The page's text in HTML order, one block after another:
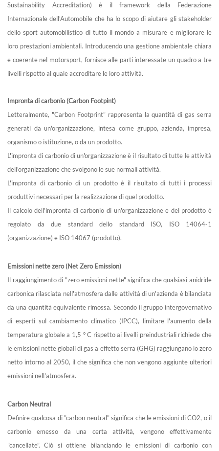
Sustainability Accreditation) è il framework della Federazione
Internazionale dell’Automobile che ha lo scopo di aiutare gli stakeholder
dello sport automobilistico di tutto il mondo a misurare e migliorare le
loro prestazioni ambientali. Introducendo una gestione ambientale chiara
e coerente nel motorsport, fornisce alle parti interessate un quadro a tre
livelli rispetto al quale accreditare le loro attività.
Impronta di carbonio (Carbon Footpint)
Letteralmente, "Carbon Footprint" rappresenta la quantità di gas serra
generati da un'organizzazione, intesa come gruppo, azienda, impresa,
organismo o istituzione, o da un prodotto.
L'impronta di carbonio di un'organizzazione è il risultato di tutte le attività
dell'organizzazione che svolgono le sue normali attività.
L'impronta di carbonio di un prodotto è il risultato di tutti i processi
produttivi necessari per la realizzazione di quel prodotto.
Il calcolo dell'impronta di carbonio di un'organizzazione e del prodotto è
regolato da due standard dello standard ISO, ISO 14064-1
(organizzazione) e ISO 14067 (prodotto).
Emissioni nette zero (Net Zero Emission)
Il raggiungimento di "zero emissioni nette" significa che qualsiasi anidride
carbonica rilasciata nell'atmosfera dalle attività di un'azienda è bilanciata
da una quantità equivalente rimossa. Secondo il gruppo intergovernativo
di esperti sul cambiamento climatico (IPCC), limitare l'aumento della
temperatura globale a 1,5 ° C rispetto ai livelli preindustriali richiede che
le emissioni nette globali di gas a effetto serra (GHG) raggiungano lo zero
netto intorno al 2050, il che significa che non vengono aggiunte ulteriori
emissioni nell'atmosfera.
Carbon Neutral
Definire qualcosa di "carbon neutral" significa che le emissioni di CO2, o il
carbonio emesso da una certa attività, vengono effettivamente
"cancellate". Ciò si ottiene bilanciando le emissioni di carbonio con